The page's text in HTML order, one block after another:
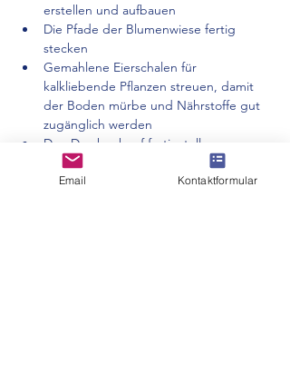
erstellen und aufbauen
Die Pfade der Blumenwiese fertig
stecken
Gemahlene Eierschalen für
kalkliebende Pflanzen streuen, damit
der Boden mürbe und Nährstoffe gut
zugänglich werden
Den Drachenkopf fertigstellen
Email Kontaktformular